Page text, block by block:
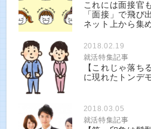
これには面接官
「面接」で飛び
ネット上から集
2018.02.19
就活特集記事
【これじゃ落ち
に現れたトンデ
2018.03.05
就活特集記事